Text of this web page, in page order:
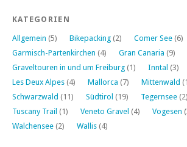
KATEGORIEN
Allgemein (5) Bikepacking (2) Comer See (6)
Garmisch-Partenkirchen (4) Gran Canaria (9)
Graveltouren in und um Freiburg (1) Inntal (3)
Les Deux Alpes (4) Mallorca (7) Mittenwald
Schwarzwald (11) Südtirol (19) Tegernsee (2)
Tuscany Trail (1) Veneto Gravel (4) Vogesen
Walchensee (2) Wallis (4)